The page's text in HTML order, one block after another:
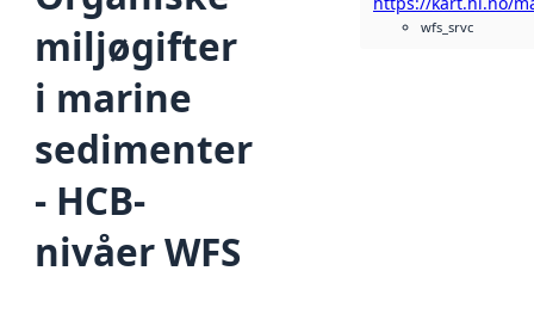
miljøgifter
i marine
sedimenter
- HCB-
nivåer WFS
wfs_srvc